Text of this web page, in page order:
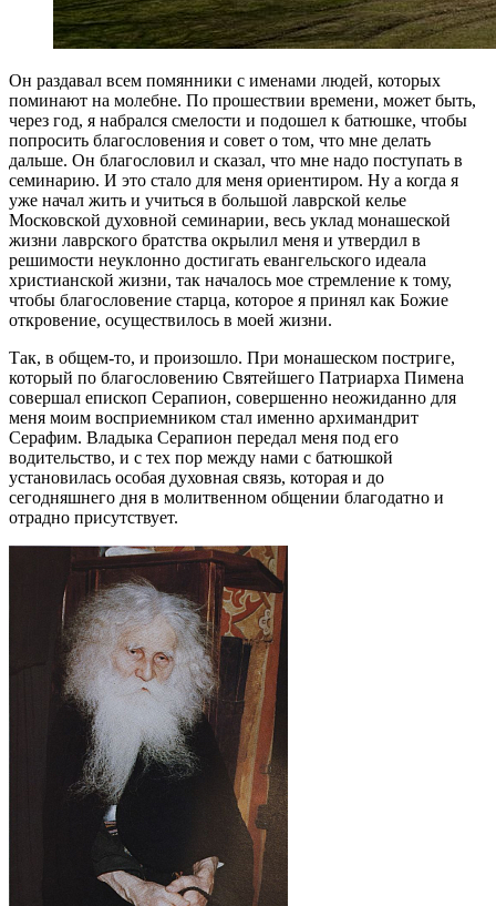
Он раздавал всем помянники с именами людей, которых
поминают на молебне. По прошествии времени, может быть,
через год, я набрался смелости и подошел к батюшке, чтобы
попросить благословения и совет о том, что мне делать
дальше. Он благословил и сказал, что мне надо поступать в
семинарию. И это стало для меня ориентиром. Ну а когда я
уже начал жить и учиться в большой лаврской келье
Московской духовной семинарии, весь уклад монашеской
жизни лаврского братства окрылил меня и утвердил в
решимости неуклонно достигать евангельского идеала
христианской жизни, так началось мое стремление к тому,
чтобы благословение старца, которое я принял как Божие
откровение, осуществилось в моей жизни.
Так, в общем-то, и произошло. При монашеском постриге,
который по благословению Святейшего Патриарха Пимена
совершал епископ Серапион, совершенно неожиданно для
меня моим восприемником стал именно архимандрит
Серафим. Владыка Серапион передал меня под его
водительство, и с тех пор между нами с батюшкой
установилась особая духовная связь, которая и до
сегодняшнего дня в молитвенном общении благодатно и
отрадно присутствует.